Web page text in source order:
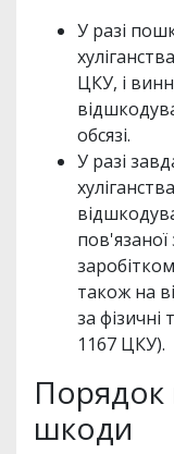
У разі
ЦКУ, і
обсязі.
У разі
також на
за фізичні
1167 ЦКУ).
Порядок
шкоди